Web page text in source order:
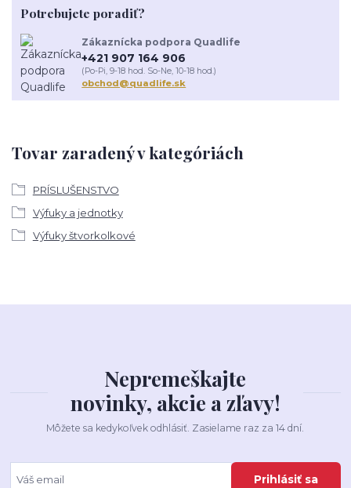
Tovar zaradený v kategóriách
PRÍSLUŠENSTVO
Výfuky a jednotky
Výfuky štvorkolkové
Potrebujete poradiť?
Zákaznícka podpora Quadlife
+421 907 164 906
(Po-Pi, 9-18 hod. So-Ne, 10-18 hod.)
obchod@quadlife.sk
Nepremeškajte
novinky, akcie a zľavy!
Môžete sa kedykoľvek odhlásiť. Zasielame raz za 14 dní.
Prihlásiť sa